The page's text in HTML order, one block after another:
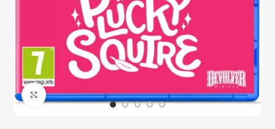
Click to enlarge